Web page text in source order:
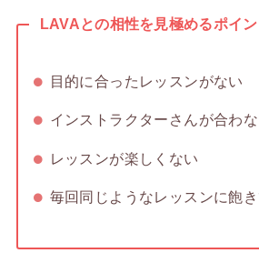
LAVAとの相性を見極めるポイン
目的に合ったレッスンがない
インストラクターさんが合わ
レッスンが楽しくない
毎回同じようなレッスンに飽